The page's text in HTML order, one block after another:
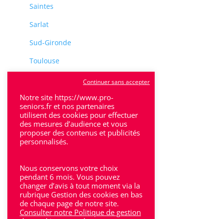
Saintes
Sarlat
Sud-Gironde
Toulouse
Villeneuve-Sur-Lot
Bron
Lyon
Lyon 6
Notre site https://www.pro-
seniors.fr et nos partenaires
utilisent des cookies pour effectuer
des mesures d’audience et vous
proposer des contenus et publicités
personnalisés.
Nous conservons votre choix
pendant 6 mois. Vous pouvez
changer d’avis à tout moment via la
rubrique Gestion des cookies en bas
de chaque page de notre site.
Consulter notre Politique de gestion
Continuer sans accepter